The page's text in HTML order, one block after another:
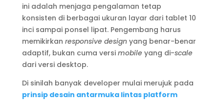
ini adalah menjaga pengalaman tetap
konsisten di berbagai ukuran layar dari tablet 10
inci sampai ponsel lipat. Pengembang harus
memikirkan responsive designyang benar-benar
adaptif, bukan cuma versi mobile yang di-scale
dari versi desktop.
Di sinilah banyak developer mulai merujuk pada
prinsip desain antarmuka lintas platform